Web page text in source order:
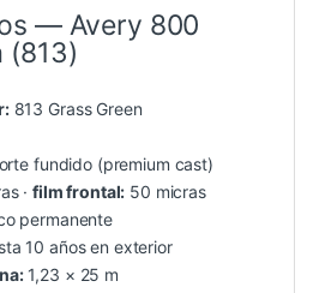
— Avery 800
(813)
813 Grass Green
fundido (premium cast)
·film frontal: 50 micras
permanente
10 años en exterior
1,23 × 25 m